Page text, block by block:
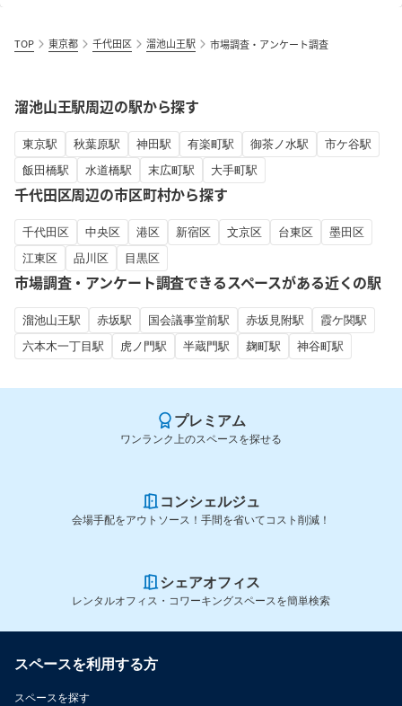
TOP 東京都 千代田区 溜池山王駅 市場調査・アンケート調査
溜池山王駅周辺の駅から探す
東京駅 秋葉原駅 神田駅 有楽町駅 御茶ノ水駅
市ケ谷駅
飯田橋駅
水道橋駅 末広町駅 大手町駅
千代田区周辺の市区町村から探す
千代田区 中央区 港区 新宿区 文京区 台東区
墨田区
江東区
品川区 目黒区
市場調査・アンケート調査できるスペースがある近くの駅
溜池山王駅 赤坂駅 国会議事堂前駅 赤坂見附駅
霞ケ関駅
六本木一丁目駅
虎ノ門駅 半蔵門駅 麹町駅 神谷町駅
プレミアム
ワンランク上のスペースを探せる
コンシェルジュ
会場手配をアウトソース！手間を省いてコスト削減！
シェアオフィス
レンタルオフィス・コワーキングスペースを簡単検索
スペースを利用する方
スペースを探す